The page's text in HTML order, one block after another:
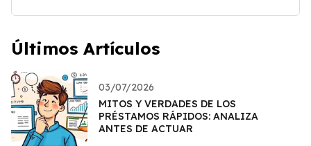
Últimos Artículos
03/07/2026
MITOS Y VERDADES DE LOS
PRÉSTAMOS RÁPIDOS: ANALIZA
ANTES DE ACTUAR